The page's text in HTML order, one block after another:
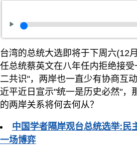
台湾的总统大选即将于下周六(12
任总统蔡英文在八年任内拒绝接
二共识"，两岸也一直少有协商互
近平近日宣示"统一是历史必然"，
的两岸关系将何去何从？
中国学者隔岸观台总统选举:民
一场博弈